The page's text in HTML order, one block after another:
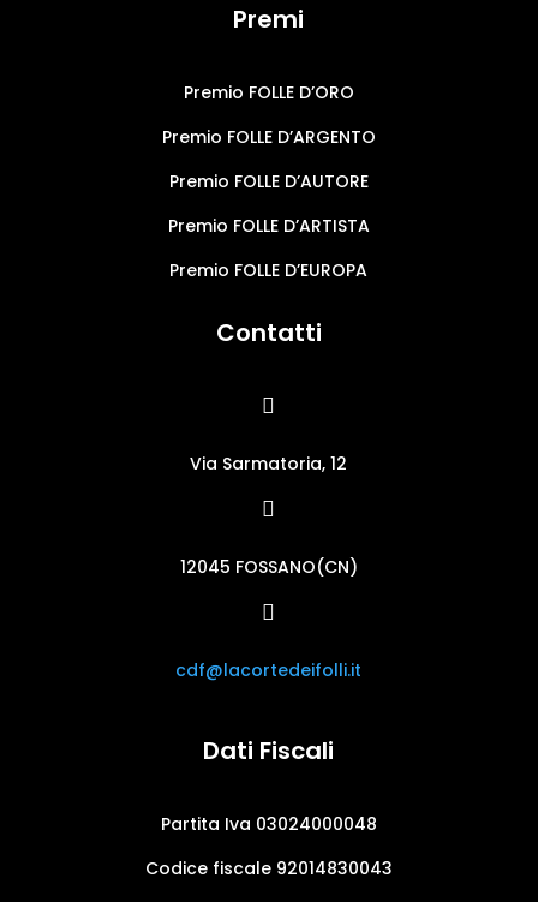
Premi
Premio FOLLE D’ORO
Premio FOLLE D’ARGENTO
Premio FOLLE D’AUTORE
Premio FOLLE D’ARTISTA
Premio FOLLE D’EUROPA
Contatti

Via Sarmatoria, 12

12045 FOSSANO(CN)

cdf@lacortedeifolli.it
Dati Fiscali
Partita Iva 03024000048
Codice fiscale 92014830043